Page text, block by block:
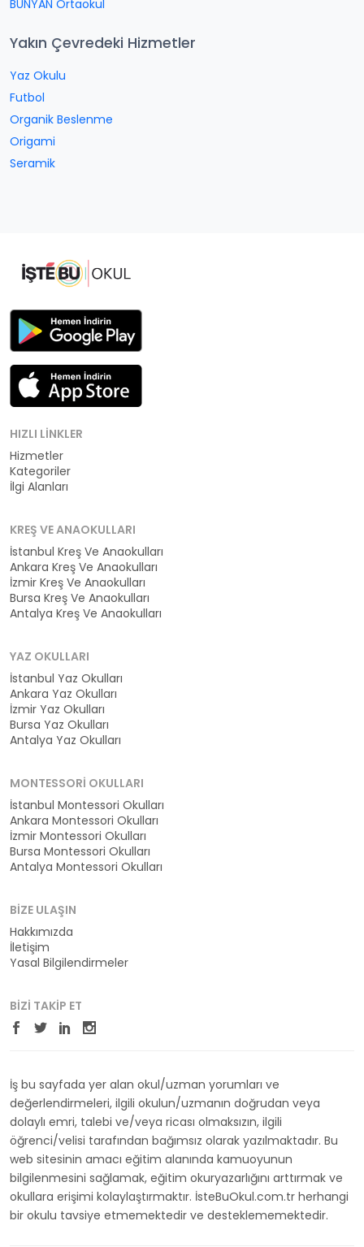
BÜNYAN Ortaokul
Yakın Çevredeki Hizmetler
Yaz Okulu
Futbol
Organik Beslenme
Origami
Seramik
HIZLI LINKLER
Hizmetler
Kategoriler
İlgi Alanları
KREŞ VE ANAOKULLARI
İstanbul Kreş Ve Anaokulları
Ankara Kreş Ve Anaokulları
İzmir Kreş Ve Anaokulları
Bursa Kreş Ve Anaokulları
Antalya Kreş Ve Anaokulları
YAZ OKULLARI
İstanbul Yaz Okulları
Ankara Yaz Okulları
İzmir Yaz Okulları
Bursa Yaz Okulları
Antalya Yaz Okulları
MONTESSORI OKULLARI
İstanbul Montessori Okulları
Ankara Montessori Okulları
İzmir Montessori Okulları
Bursa Montessori Okulları
Antalya Montessori Okulları
BIZE ULAŞIN
Hakkımızda
İletişim
Yasal Bilgilendirmeler
BIZI TAKIP ET
İş bu sayfada yer alan okul/uzman yorumları ve
değerlendirmeleri, ilgili okulun/uzmanın doğrudan veya
dolaylı emri, talebi ve/veya ricası olmaksızın, ilgili
öğrenci/velisi tarafından bağımsız olarak yazılmaktadır. Bu
web sitesinin amacı eğitim alanında kamuoyunun
bilgilenmesini sağlamak, eğitim okuryazarlığını arttırmak ve
okullara erişimi kolaylaştırmaktır. İsteBuOkul.com.tr herhangi
bir okulu tavsiye etmemektedir ve desteklememektedir.